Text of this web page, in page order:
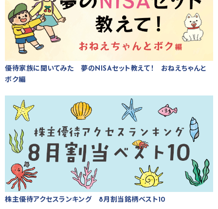
優待家族に聞いてみた 夢のNISAセット教えて！ おねえちゃんと
ボク編
株主優待アクセスランキング 8月割当銘柄ベスト10